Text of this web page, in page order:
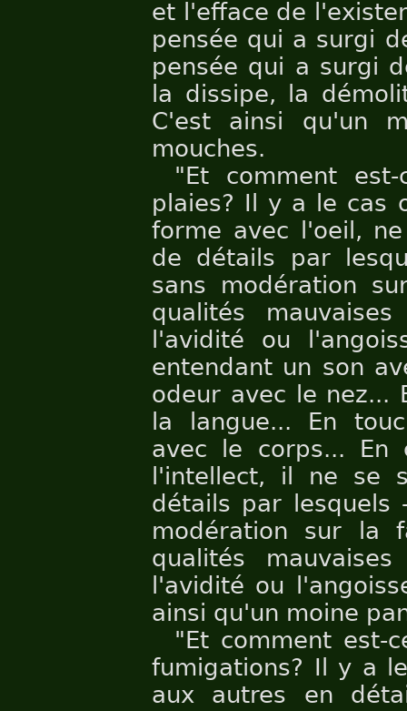
et l'efface de
pensée qui a surgi
pensée qui a surgi
la dissipe, la
C'est ainsi qu'un
mouches.
"Et comment
plaies? Il y a le cas
forme avec l'oeil,
de détails par
sans modération
qualités
l'avidité ou
entendant un son
odeur avec le nez...
la langue... En
avec le corps... En
l'intellect, il ne se
détails par lesquels
modération sur la
qualités
l'avidité ou
ainsi qu'un moine
"Et comment est-
fumigations? Il y a
aux autres en